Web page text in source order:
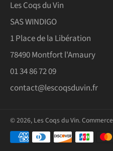
Les Coqs du Vin
SAS WINDIGO
1 Place de la Libération
78490 Montfort l'Amaury
01 34 86 72 09
contact@lescoqsduvin.fr
© 2026, Les Coqs du Vin.
Méthodes
de